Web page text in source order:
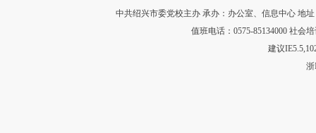
中共绍兴市委党校主办 承办：办公室、信息中心 地
值班电话：0575-85134000 社会
建议
浙